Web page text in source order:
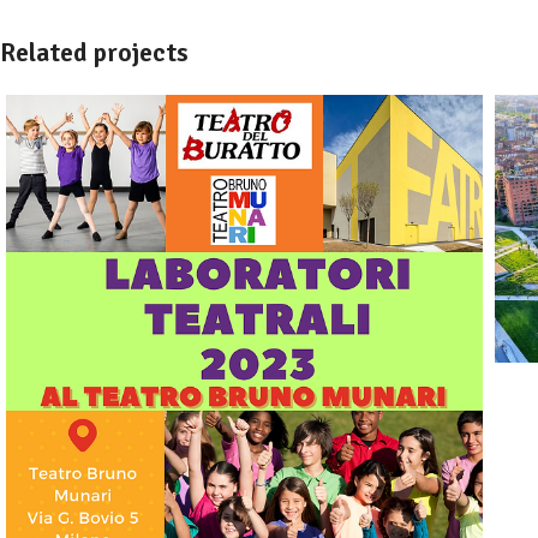
Related projects